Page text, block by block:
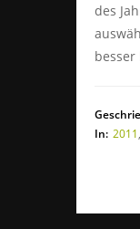
des
In: 2011,